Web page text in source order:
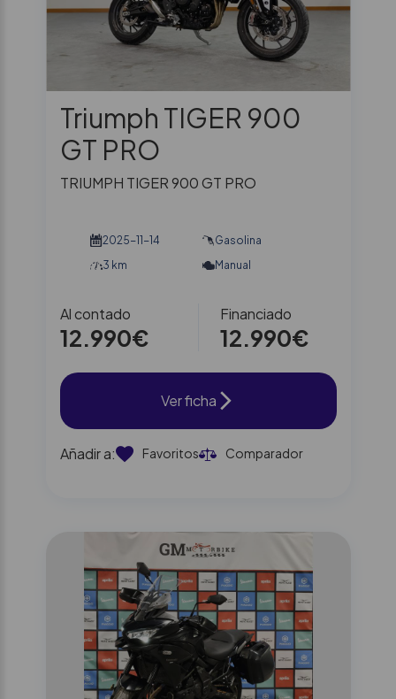
Triumph TIGER 900
GT PRO
TRIUMPH TIGER 900 GT PRO
2025-11-14
Gasolina
3 km
Manual
Al contado
12.990€
Financiado
12.990€
Ver ficha
Añadir a: Favoritos Comparador